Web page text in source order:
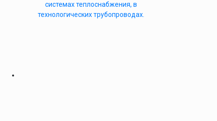
системах теплоснабжения, в
технологических трубопроводах.